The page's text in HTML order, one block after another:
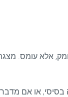
אלא עומס.
או אם